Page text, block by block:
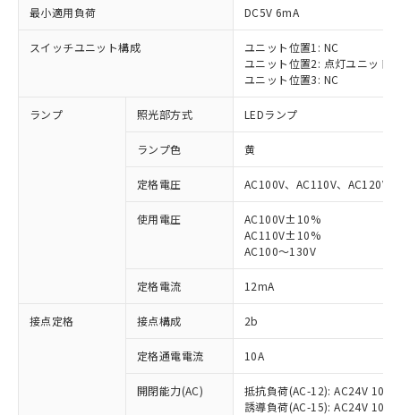
最小適用負荷 DC5V 6mA
スイッチユニット構成
ユニット位置1: NC
ユニット位置2: 点灯ユニット
ユニット位置3: NC
ランプ 照光部方式 LEDランプ
ランプ色 黄
定格電圧 AC100V、AC110V、AC120V
使用電圧
AC100V±10%
AC110V±10%
AC100～130V
定格電流 12mA
接点定格 接点構成 2b
定格通電電流 10A
開閉能力(AC)
抵抗負荷(AC-12): AC24V 10A/
誘導負荷(AC-15): AC24V
ご利用条件
以下の条件をお読みいただき、同意のうえ
対応済み：EU RoHS指令（10物質）の
非含有に対応した製品が提供可能な商品で
対応予定：EU RoHS指令（10物質）の非含
有に対応した製品に切り替える予定のある
対応予定なし：EU RoHS指令（10物質）の
非含有に非対応の商品で、対応品を出す予